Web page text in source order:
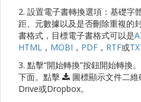
2. 設置電子書轉換選項：基礎字
距、元數據以及是否刪除重複的
書格式，目標電子書格式可以是
HTML ， MOBI ， PDF ， RTF或
3. 點擊“開始轉換”按鈕開始轉換
下面。點擊
圖標顯示文件二
Drive或Dropbox。